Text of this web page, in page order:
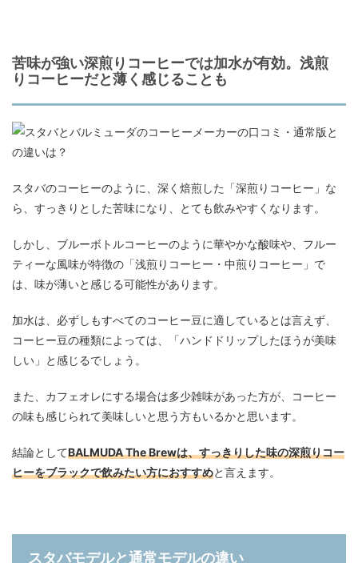
苦味が強い深煎りコーヒーでは加水が有効。浅煎
りコーヒーだと薄く感じることも
スタバのコーヒーのように、深く焙煎した「深煎りコーヒー」な
ら、すっきりとした苦味になり、とても飲みやすくなります。
しかし、ブルーボトルコーヒーのように華やかな酸味や、フルー
ティーな風味が特徴の「浅煎りコーヒー・中煎りコーヒー」で
は、味が薄いと感じる可能性があります。
加水は、必ずしもすべてのコーヒー豆に適しているとは言えず、
コーヒー豆の種類によっては、「ハンドドリップしたほうが美味
しい」と感じるでしょう。
また、カフェオレにする場合は多少雑味があった方が、コーヒー
の味も感じられて美味しいと思う方もいるかと思います。
結論としてBALMUDA The Brewは、すっきりした味の深煎りコー
ヒーをブラックで飲みたい方におすすめと言えます。
スタバモデルと通常モデルの違い